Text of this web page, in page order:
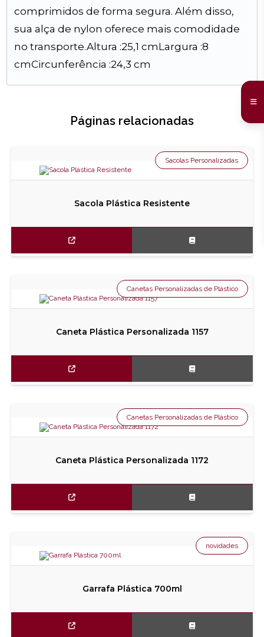
comprimidos de forma segura. Além disso,
sua alça de nylon oferece mais comodidade
no transporte.Altura :25,1 cmLargura :8
cmCircunferência :24,3 cm
Páginas relacionadas
Sacola Plástica Resistente
Sacolas Personalizadas
Caneta Plástica Personalizada 1157
Canetas Personalizadas de Plástico
Caneta Plástica Personalizada 1172
Canetas Personalizadas de Plástico
Garrafa Plástica 700ml
novidades